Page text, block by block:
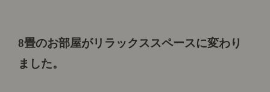
8畳のお部屋がリラックススペースに変わり
ました。